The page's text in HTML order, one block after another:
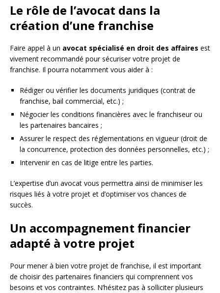
Le rôle de l’avocat dans la
création d’une franchise
Faire appel à un avocat spécialisé en droit des affaires est
vivement recommandé pour sécuriser votre projet de
franchise. Il pourra notamment vous aider à :
Rédiger ou vérifier les documents juridiques (contrat de
franchise, bail commercial, etc.) ;
Négocier les conditions financières avec le franchiseur ou
les partenaires bancaires ;
Assurer le respect des réglementations en vigueur (droit de
la concurrence, protection des données personnelles, etc.) ;
Intervenir en cas de litige entre les parties.
L’expertise d’un avocat vous permettra ainsi de minimiser les
risques liés à votre projet et d’optimiser vos chances de
succès.
Un accompagnement financier
adapté à votre projet
Pour mener à bien votre projet de franchise, il est important
de choisir des partenaires financiers qui comprennent vos
besoins et vos contraintes. N’hésitez pas à solliciter plusieurs